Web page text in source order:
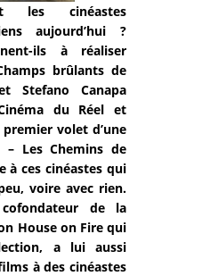
les cinéastes
aujourd’hui ?
ils à réaliser
brûlants de
Stefano Canapa
du Réel et
premier volet d’une
Les Chemins de
à ces cinéastes qui
voire avec rien.
de la
House on Fire qui
a lui aussi
à des cinéastes